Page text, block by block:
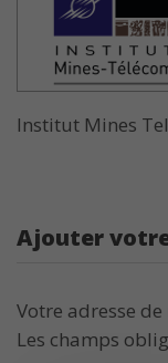
Institut Mines
Ajouter
Votre adresse
Les champs